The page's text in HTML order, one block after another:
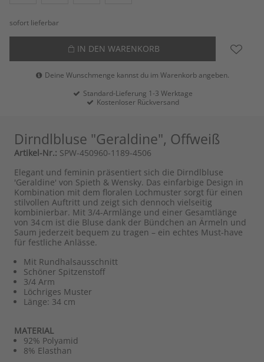
sofort lieferbar
IN DEN WARENKORB
Deine Wunschmenge kannst du im Warenkorb angeben.
Standard-Lieferung 1-3 Werktage
Kostenloser Rückversand
Dirndlbluse "Geraldine", Offweiß
Artikel-Nr.: SPW-450960-1189-4506
Elegant und feminin präsentiert sich die Dirndlbluse
'Geraldine' von Spieth & Wensky. Das einfarbige Design in
Kombination mit dem floralen Lochmuster sorgt für einen
stilvollen Auftritt und zeigt sich dennoch vielseitig
kombinierbar. Mit 3/4-Armlänge und einer Gesamtlänge
von 34 cm ist die Bluse dank der Bündchen an Ärmeln und
Saum jederzeit bequem zu tragen – ein echtes Must-have
für festliche Anlässe.
Mit Rundhalsausschnitt
Schöner Spitzenstoff
3/4 Arm
Löchriges Muster
Länge: 34 cm
MATERIAL
92% Polyamid
8% Elasthan